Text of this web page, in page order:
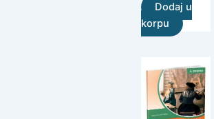
Dodaj u
korpu